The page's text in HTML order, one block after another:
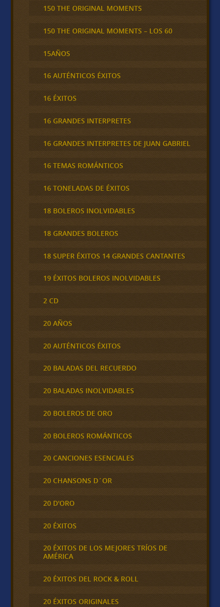
150 THE ORIGINAL MOMENTS
150 THE ORIGINAL MOMENTS – LOS 60
15AÑOS
16 AUTÉNTICOS ÉXITOS
16 ÉXITOS
16 GRANDES INTERPRETES
16 GRANDES INTERPRETES DE JUAN GABRIEL
16 TEMAS ROMÁNTICOS
16 TONELADAS DE ÉXITOS
18 BOLEROS INOLVIDABLES
18 GRANDES BOLEROS
18 SUPER ÉXITOS 14 GRANDES CANTANTES
19 ÉXITOS BOLEROS INOLVIDABLES
2 CD
20 AÑOS
20 AUTÉNTICOS ÉXITOS
20 BALADAS DEL RECUERDO
20 BALADAS INOLVIDABLES
20 BOLEROS DE ORO
20 BOLEROS ROMÁNTICOS
20 CANCIONES ESENCIALES
20 CHANSONS D´OR
20 D'ORO
20 ÉXITOS
20 ÉXITOS DE LOS MEJORES TRÍOS DE
AMÉRICA
20 ÉXITOS DEL ROCK & ROLL
20 ÉXITOS ORIGINALES